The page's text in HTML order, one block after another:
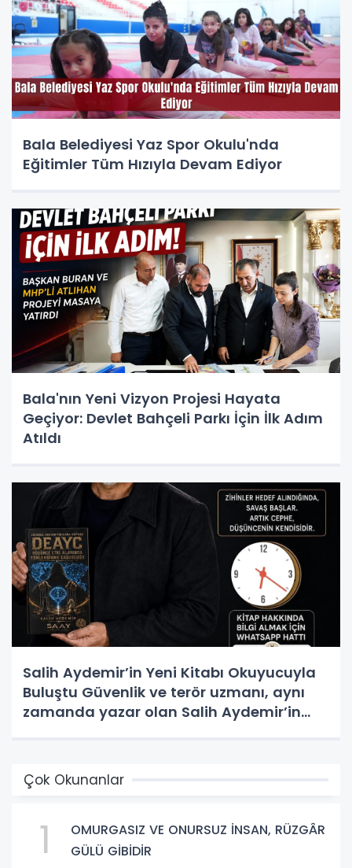
Bala Belediyesi Yaz Spor Okulu'nda
Eğitimler Tüm Hızıyla Devam Ediyor
Bala'nın Yeni Vizyon Projesi Hayata
Geçiyor: Devlet Bahçeli Parkı İçin İlk Adım
Atıldı
Salih Aydemir’in Yeni Kitabı Okuyucuyla
Buluştu Güvenlik ve terör uzmanı, aynı
zamanda yazar olan Salih Aydemir’in
yayımlandı.
Çok Okunanlar
1
OMURGASIZ VE ONURSUZ İNSAN, RÜZGÂR
GÜLÜ GİBİDİR